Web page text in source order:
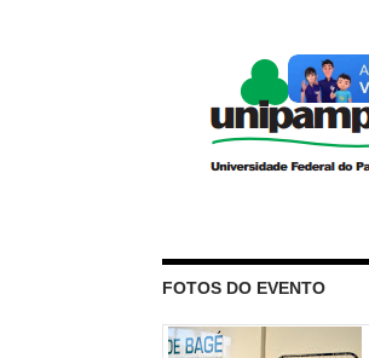
FOTOS DO EVENTO